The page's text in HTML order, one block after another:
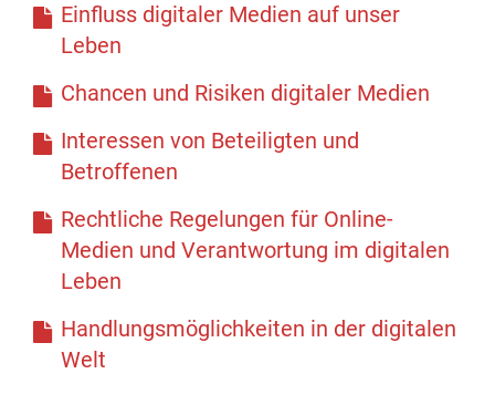
Einfluss digitaler Medien auf unser
Leben
Chancen und Risiken digitaler Medien
Interessen von Beteiligten und
Betroffenen
Rechtliche Regelungen für Online-
Medien und Verantwortung im digitalen
Leben
Handlungsmöglichkeiten in der digitalen
Welt